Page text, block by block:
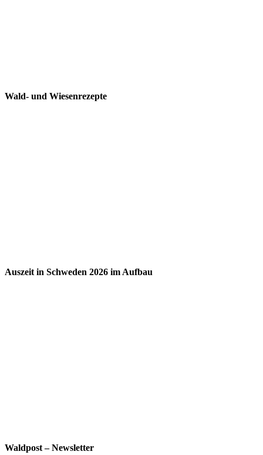
Wald- und Wiesenrezepte
Auszeit in Schweden 2026 im Aufbau
Waldpost – Newsletter